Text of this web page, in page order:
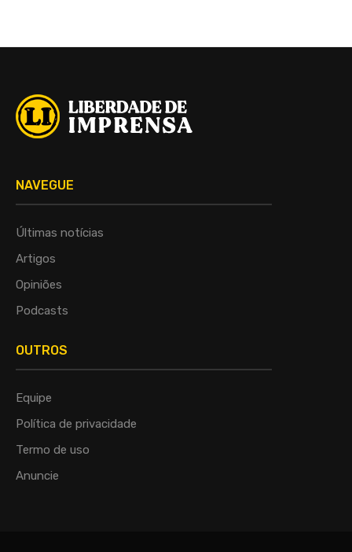
NAVEGUE
Últimas notícias
Artigos
Opiniões
Podcasts
OUTROS
Equipe
Política de privacidade
Termo de uso
Anuncie